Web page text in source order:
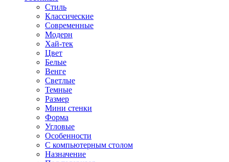
Стиль
Классические
Современные
Модерн
Хай-тек
Цвет
Белые
Венге
Светлые
Темные
Размер
Мини стенки
Форма
Угловые
Особенности
С компьютерным столом
Назначение